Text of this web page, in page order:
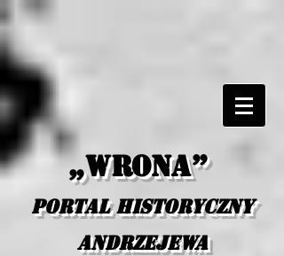
„Wrona”
portal historyczny
Andrzejewa